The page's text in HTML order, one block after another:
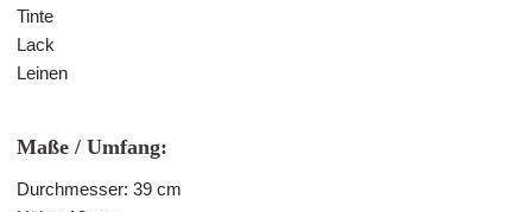
Tinte
Lack
Leinen
Maße / Umfang:
Durchmesser: 39 cm